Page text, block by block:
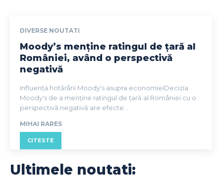
DIVERSE NOUTATI
Moody’s menține ratingul de țară al
României, având o perspectivă
negativă
Influența hotărârii Moody's asupra economieiDecizia
Moody's de a menține ratingul de țară al României cu o
perspectivă negativă are efecte...
MIHAI RARES
CITESTE
Ultimele noutati: